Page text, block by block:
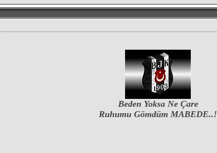
Beden Yoksa Ne Çare
Ruhumu Gömdüm MABEDE..!